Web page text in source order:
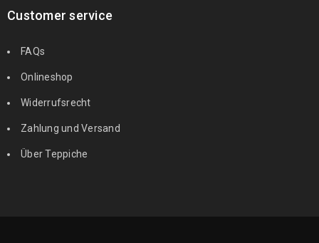
Customer service
FAQs
Onlineshop
Widerrufsrecht
Zahlung und Versand
Über Teppiche